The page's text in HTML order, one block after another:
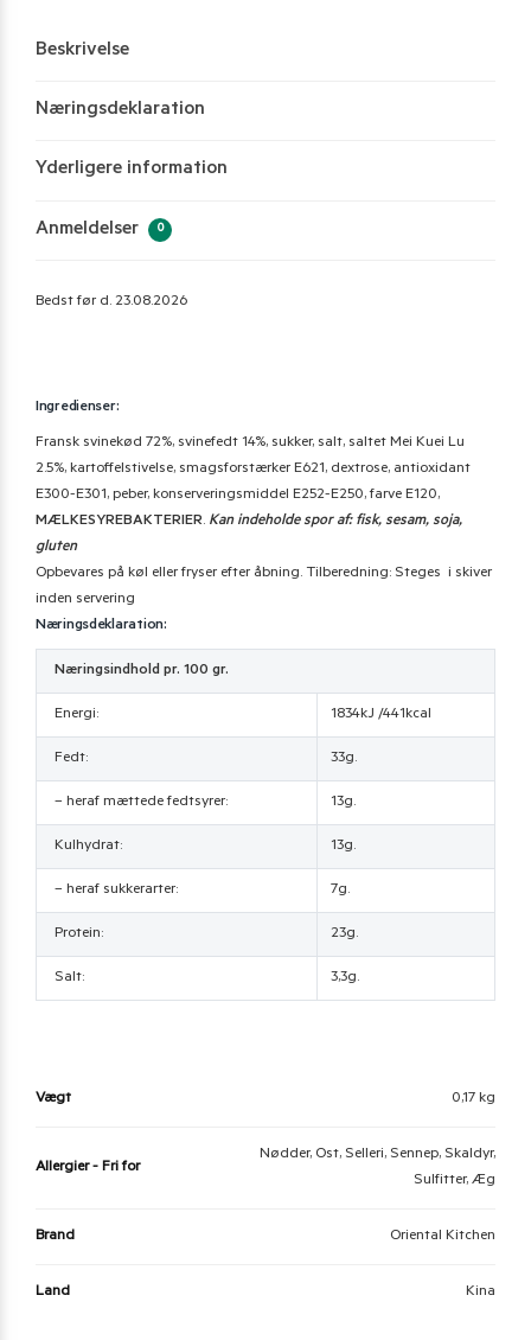
Beskrivelse
Næringsdeklaration
Yderligere information
Anmeldelser 0
Bedst før d. 23.08.2026
Ingredienser:
Fransk svinekød 72%, svinefedt 14%, sukker, salt, saltet Mei Kuei Lu
2.5%, kartoffelstivelse, smagsforstærker E621, dextrose, antioxidant
E300-E301, peber, konserveringsmiddel E252-E250, farve E120,
MÆLKESYREBAKTERIER. Kan indeholde spor af: fisk, sesam, soja,
gluten
Opbevares på køl eller fryser efter åbning. Tilberedning: Steges i skiver
inden servering
Næringsdeklaration:
Næringsindhold pr. 100 gr.
Energi: 1834kJ /441kcal
Fedt: 33g.
– heraf mættede fedtsyrer: 13g.
Kulhydrat: 13g.
– heraf sukkerarter: 7g.
Protein: 23g.
Salt: 3,3g.
Vægt 0,17 kg
Allergier - Fri for
Nødder, Ost, Selleri, Sennep, Skaldyr,
Sulfitter, Æg
Brand Oriental Kitchen
Land Kina